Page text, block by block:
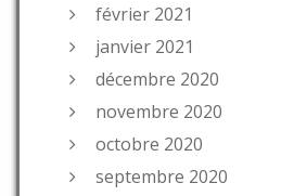
février 2021
janvier 2021
décembre 2020
novembre 2020
octobre 2020
septembre 2020